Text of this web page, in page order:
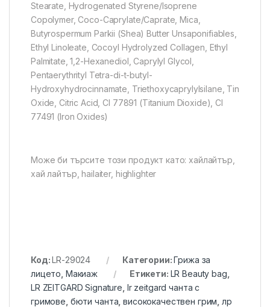
Stearate, Hydrogenated Styrene/Isoprene
Copolymer, Coco-Caprylate/Caprate, Mica,
Butyrospermum Parkii (Shea) Butter Unsaponifiables,
Ethyl Linoleate, Cocoyl Hydrolyzed Collagen, Ethyl
Palmitate, 1,2-Hexanediol, Caprylyl Glycol,
Pentaerythrityl Tetra-di-t-butyl-
Hydroxyhydrocinnamate, Triethoxycaprylylsilane, Tin
Oxide, Citric Acid, CI 77891 (Titanium Dioxide), CI
77491 (Iron Oxides)
Може би търсите този продукт като: хайлайтър,
хай лайтър, hailaiter, highlighter
Код:LR-29024 Категории:Грижа за
лицето Макиаж Етикети: LR Beauty bag
LR ZEITGARD Signature lr zeitgard чанта с
гримове бюти чанта ,висококачествен грим ,лр